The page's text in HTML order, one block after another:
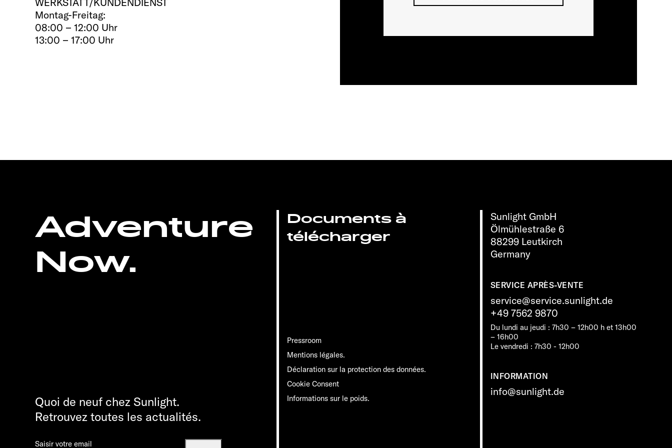
Montag-Freitag:
08:00 – 12:00 Uhr
13:00 – 17:00 Uhr
Adventure
Now.
Sunlight GmbH
Ölmühlestraße 6
88299 Leutkirch
Germany
SERVICE APRÈS-VENTE
service@service.sunlight.de
+49 7562 9870
Du lundi au jeudi : 7h30 – 12h00 h et 13h00
– 16h00
Le vendredi : 7h30 - 12h00
INFORMATION
info@sunlight.de
Documents à
télécharger
Pressroom
Mentions légales.
Déclaration sur la protection des données.
Cookie Consent
Informations sur le poids.
Quoi de neuf chez Sunlight.
Retrouvez toutes les actualités.
Saisir votre email